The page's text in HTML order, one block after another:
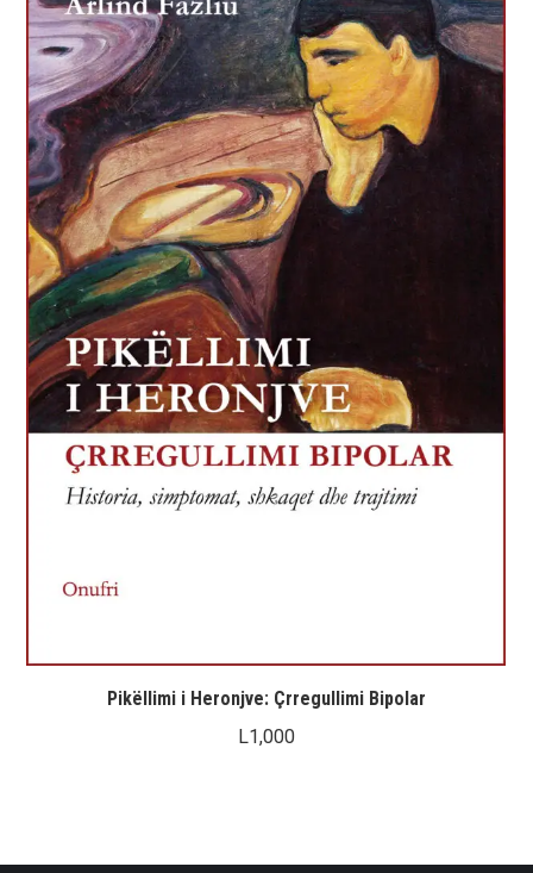
Pikëllimi i Heronjve: Çrregullimi Bipolar
L1,000